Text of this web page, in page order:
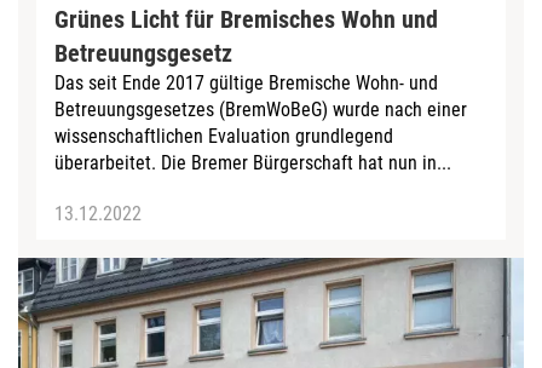
Grünes Licht für Bremisches Wohn und
Betreuungsgesetz
Das seit Ende 2017 gültige Bremische Wohn- und
Betreuungsgesetzes (BremWoBeG) wurde nach einer
wissenschaftlichen Evaluation grundlegend
überarbeitet. Die Bremer Bürgerschaft hat nun in...
13.12.2022